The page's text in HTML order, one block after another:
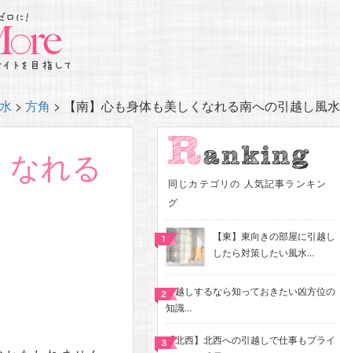
> 方角 > 【南】心も身体も美しくなれる南への引越し風水
なれる
同じカテゴリの 人気記事ランキン
グ
【東】東向きの部屋に引越し
したら対策したい風水...
引越しするなら知っておきたい凶方位の
知識...
【北西】北西への引越しで仕事もプライ